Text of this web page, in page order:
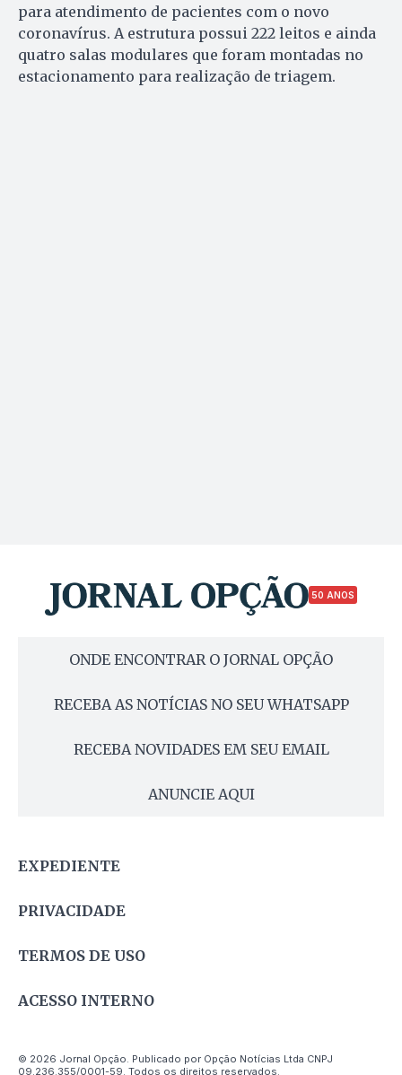
para atendimento de pacientes com o novo
coronavírus. A estrutura possui 222 leitos e ainda
quatro salas modulares que foram montadas no
estacionamento para realização de triagem.
50 ANOS
ONDE ENCONTRAR O JORNAL OPÇÃO
RECEBA AS NOTÍCIAS NO SEU WHATSAPP
RECEBA NOVIDADES EM SEU EMAIL
ANUNCIE AQUI
EXPEDIENTE
PRIVACIDADE
TERMOS DE USO
ACESSO INTERNO
© 2026 Jornal Opção. Publicado por Opção Notícias Ltda CNPJ
09.236.355/0001-59. Todos os direitos reservados.